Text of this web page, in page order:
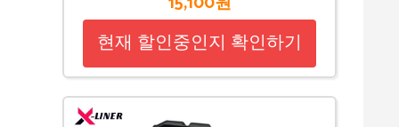
현재 할인중인지 확인하기